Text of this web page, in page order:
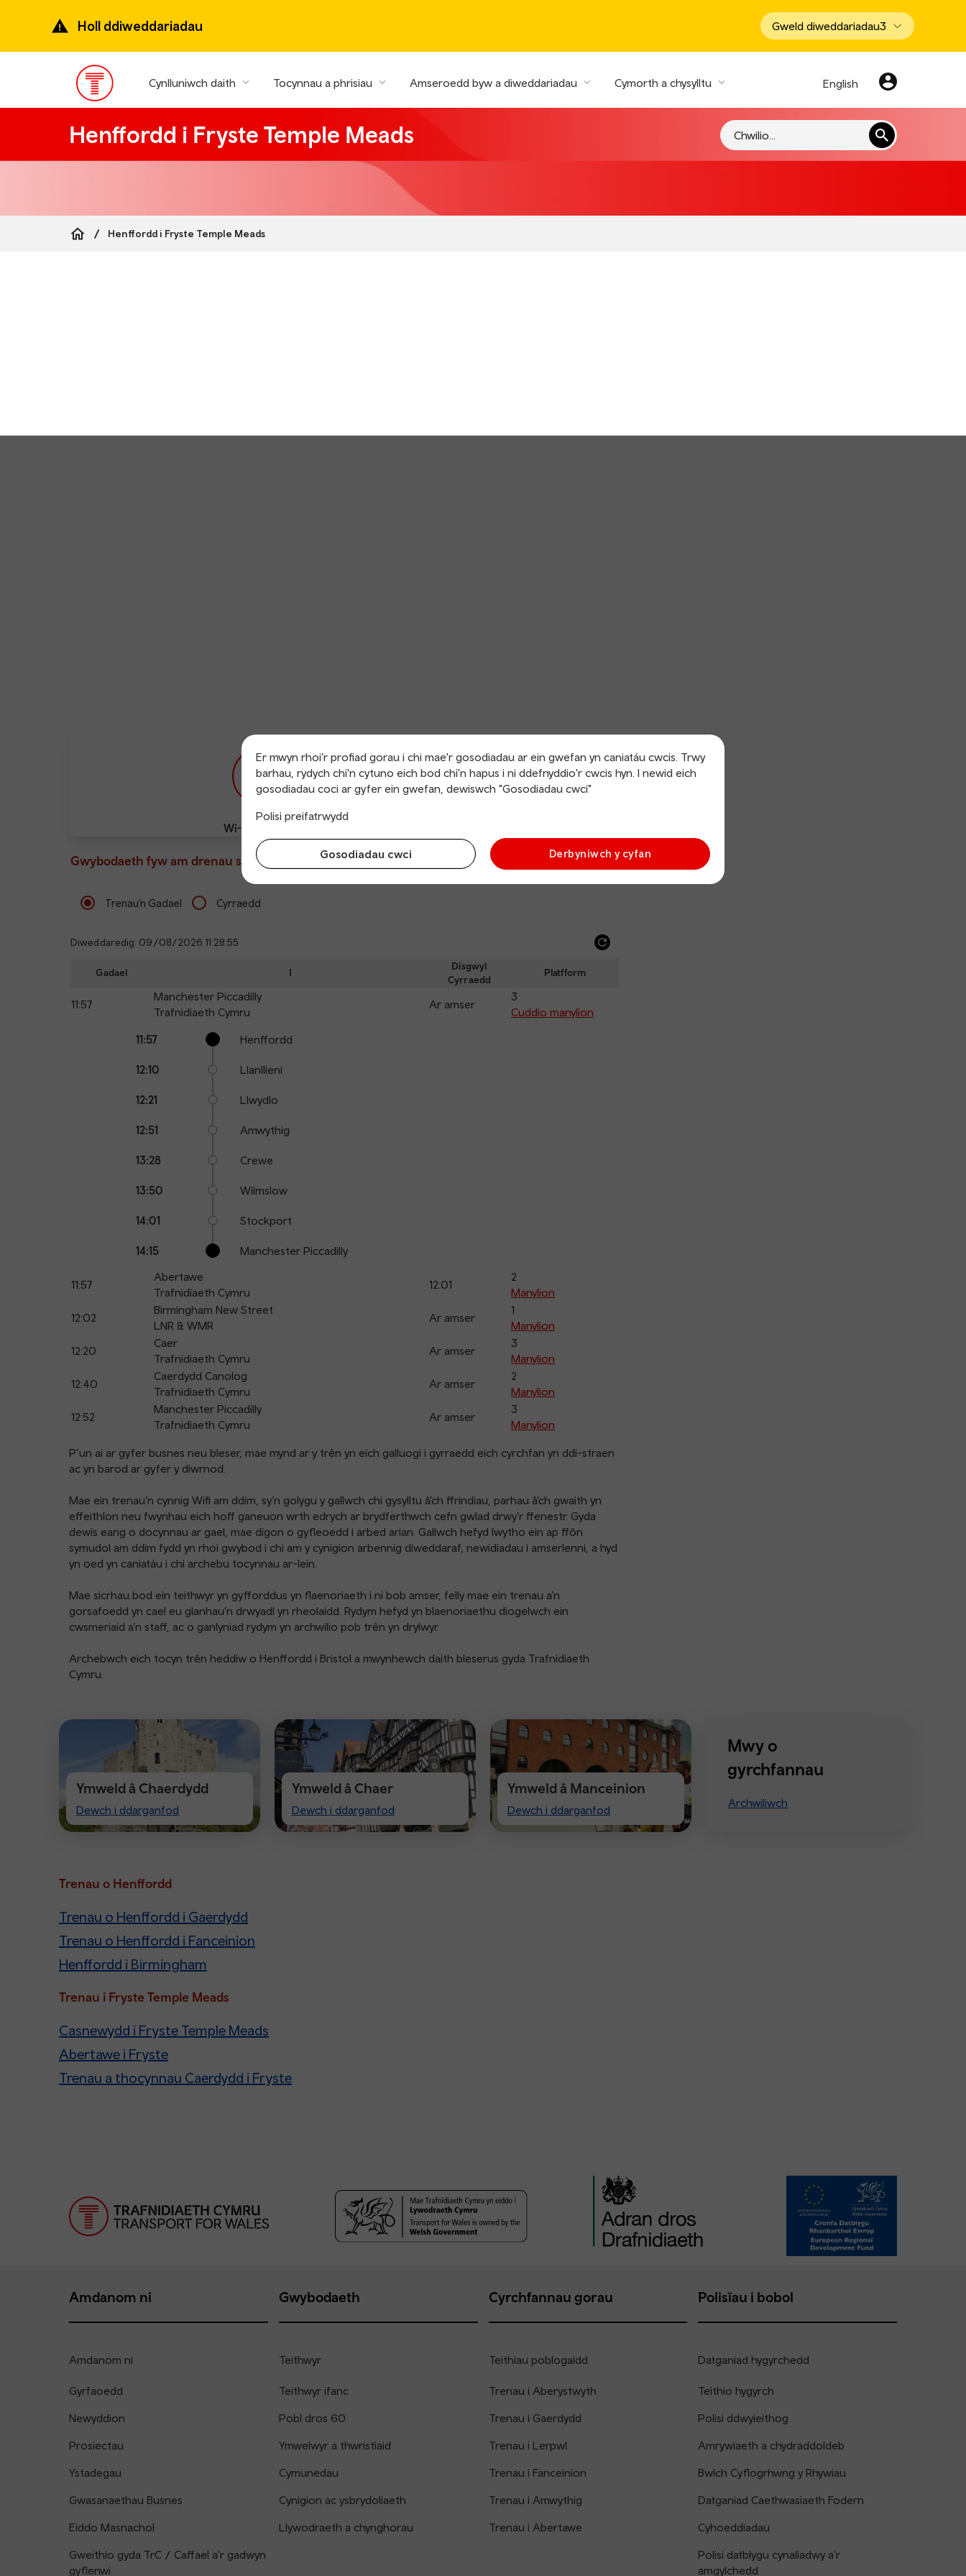
prif
Holl ddiweddariadau Gweld diweddariadau3
Prif
ddewislen
Cynlluniwch daith Tocynnau a phrisiau Amseroedd byw a diweddariadau Cymorth a chysylltu English
Henffordd i Fryste Temple Meads Chwilio
Henffordd i Fryste Temple Meads
Er mwyn rhoi’r profiad gorau i chi mae'r gosodiadau ar ein gwefan yn caniatáu cwcis. Trwy
barhau, rydych chi'n cytuno eich bod chi'n hapus i ni ddefnyddio'r cwcis hyn. I newid eich
gosodiadau coci ar gyfer ein gwefan, dewiswch "Gosodiadau cwci"
Polisi preifatrwydd
Gosodiadau cwci Derbyniwch y cyfan
Wi-Fi am ddim
Gwybodaeth fyw am drenau sy’n gadael ac yn cyrraedd
Trenau’n Gadael Cyrraedd
Diweddaredig: 09/08/2026 11:28:55
Gadael I
Disgwyl
Cyrraedd
Platfform
11:57
Manchester Piccadilly
Trafnidiaeth Cymru
Ar amser
3
Cuddio manylion
points
Arrival
Station
11:57 Henffordd
12:10 Llanllieni
12:21 Llwydlo
12:51 Amwythig
13:28 Crewe
13:50 Wilmslow
14:01 Stockport
14:15 Manchester Piccadilly
11:57
Abertawe
Trafnidiaeth Cymru
12:01
2
Manylion
12:02
Birmingham New Street
LNR & WMR
Ar amser
1
Manylion
12:20
Caer
Trafnidiaeth Cymru
Ar amser
3
Manylion
12:40
Caerdydd Canolog
Trafnidiaeth Cymru
Ar amser
2
Manylion
12:52
Manchester Piccadilly
Trafnidiaeth Cymru
Ar amser
3
Manylion
P’un ai ar gyfer busnes neu bleser, mae mynd ar y trên yn eich galluogi i gyrraedd eich cyrchfan yn ddi-straen
ac yn barod ar gyfer y diwrnod.
Mae ein trenau’n cynnig Wifi am ddim, sy’n golygu y gallwch chi gysylltu â’ch ffrindiau, parhau â’ch gwaith yn
effeithlon neu fwynhau eich hoff ganeuon wrth edrych ar brydferthwch cefn gwlad drwy’r ffenestr. Gyda
dewis eang o docynnau ar gael, mae digon o gyfleoedd i arbed arian. Gallwch hefyd lwytho ein ap ffôn
symudol am ddim fydd yn rhoi gwybod i chi am y cynigion arbennig diweddaraf, newidiadau i amserlenni, a hyd
yn oed yn caniatáu i chi archebu tocynnau ar-lein.
Mae sicrhau bod ein teithwyr yn gyfforddus yn flaenoriaeth i ni bob amser, felly mae ein trenau a’n
gorsafoedd yn cael eu glanhau’n drwyadl yn rheolaidd. Rydym hefyd yn blaenoriaethu diogelwch ein
cwsmeriaid a’n staff, ac o ganlyniad rydym yn archwilio pob trên yn drylwyr.
Archebwch eich tocyn trên heddiw o Henffordd i Bristol a mwynhewch daith bleserus gyda Trafnidiaeth
Cymru.
Ymweld â Chaerdydd
Dewch i ddarganfod
Visit
Cardiff
Ymweld â Chaer
Dewch i ddarganfod
Visit
Chester
Ymweld â Manceinion
Dewch i ddarganfod
Visiting
Manchester
Mwy o
gyrchfannau
Archwiliwch
Trenau o Henffordd
Trenau o Henffordd i Gaerdydd
Trenau o Henffordd i Fanceinion
Henffordd i Birmingham
Trenau i Fryste Temple Meads
Casnewydd i Fryste Temple Meads
Abertawe i Fryste
Trenau a thocynnau Caerdydd i Fryste
Amdanom ni
Amdanom ni
Gyrfaoedd
Newyddion
Prosiectau
Ystadegau
Gwasanaethau Busnes
Eiddo Masnachol
Gweithio gyda TrC / Caffael a'r gadwyn
gyflenwi
Gwybodaeth
Teithwyr
Teithwyr ifanc
Pobl dros 60
Ymwelwyr a thwristiaid
Cymunedau
Cynigion ac ysbrydoliaeth
Llywodraeth a chynghorau
Cyrchfannau gorau
Teithiau poblogaidd
Trenau i Aberystwyth
Trenau i Gaerdydd
Trenau i Lerpwl
Trenau i Fanceinion
Trenau i Amwythig
Trenau i Abertawe
Polisïau i bobol
Datganiad hygyrchedd
Teithio hygyrch
Polisi ddwyieithog
Amrywiaeth a chydraddoldeb
Bwlch Cyflogrhwng y Rhywiau
Datganiad Caethwasiaeth Fodern
Cyhoeddiadau
Polisi datblygu cynaliadwy a'r
amgylchedd